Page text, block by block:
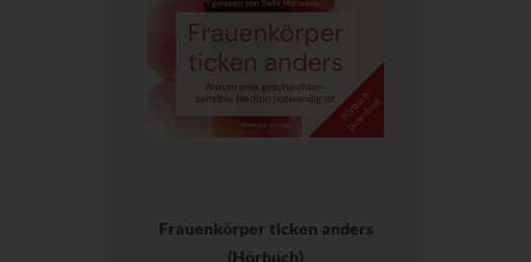
Frauenkörper ticken anders
(Hörbuch)